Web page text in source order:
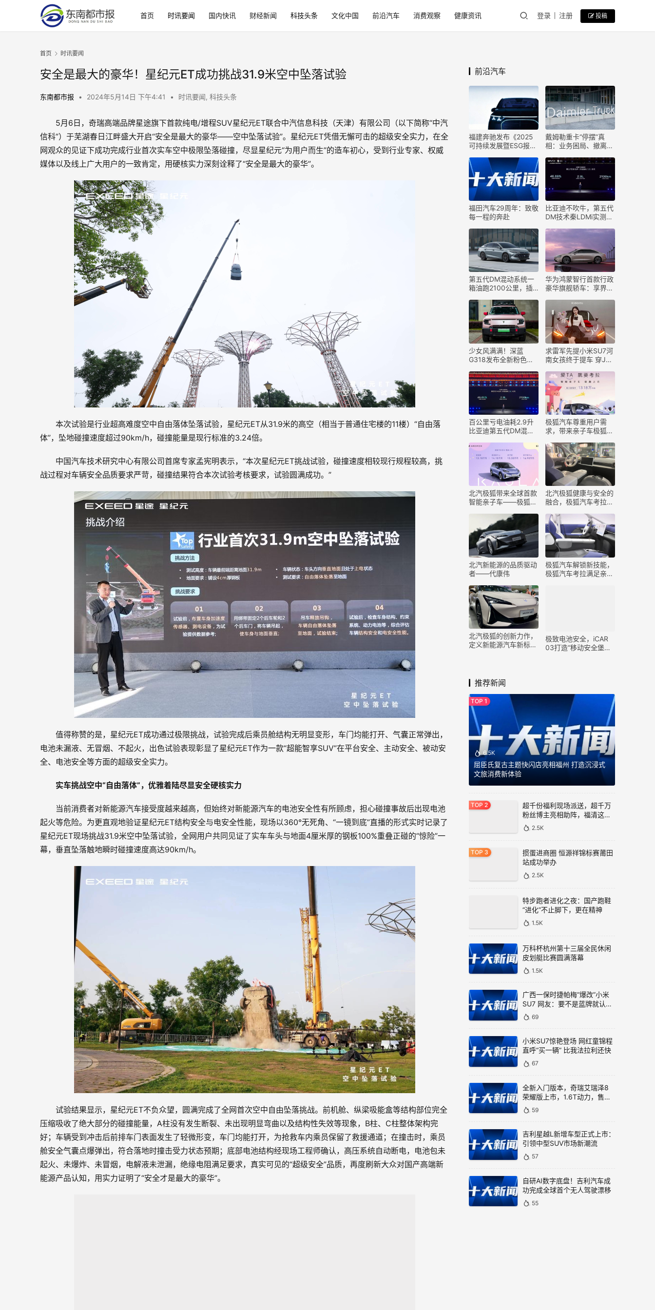
首页 时讯要闻 国内快讯 财经新闻 科技头条 文化中国 前沿汽车 消费观察 健康资讯 登录 注册 投稿
首页 时讯要闻
安全是最大的豪华！星纪元ET成功挑战31.9米空中坠落试验
东南都市报 • 2024年5月14日 下午4:41 • 时讯要闻, 科技头条
5月6日，奇瑞高端品牌星途旗下首款纯电/增程SUV星纪元ET联合中汽信息科技（天津）有限公司（以下简称“中汽
信科”）于芜湖春日江畔盛大开启“安全是最大的豪华——空中坠落试验”。星纪元ET凭借无懈可击的超级安全实力，在全
网观众的见证下成功完成行业首次实车空中极限坠落碰撞，尽显星纪元“为用户而生”的造车初心，受到行业专家、权威
媒体以及线上广大用户的一致肯定，用硬核实力深刻诠释了“安全是最大的豪华”。
本次试验是行业超高难度空中自由落体坠落试验，星纪元ET从31.9米的高空（相当于普通住宅楼的11楼）“自由落
体”，坠地碰撞速度超过90km/h，碰撞能量是现行标准的3.24倍。
中国汽车技术研究中心有限公司首席专家孟宪明表示，“本次星纪元ET挑战试验，碰撞速度相较现行规程较高，挑
战过程对车辆安全品质要求严苛，碰撞结果符合本次试验考核要求，试验圆满成功。”
值得称赞的是，星纪元ET成功通过极限挑战，试验完成后乘员舱结构无明显变形，车门均能打开、气囊正常弹出，
电池未漏液、无冒烟、不起火，出色试验表现彰显了星纪元ET作为一款“超能智享SUV”在平台安全、主动安全、被动安
全、电池安全等方面的超级安全实力。
实车挑战空中“自由落体”，优雅着陆尽显安全硬核实力
当前消费者对新能源汽车接受度越来越高，但始终对新能源汽车的电池安全性有所顾虑，担心碰撞事故后出现电池
起火等危险。为更直观地验证星纪元ET结构安全与电安全性能，现场以360°无死角、“一镜到底”直播的形式实时记录了
星纪元ET现场挑战31.9米空中坠落试验，全网用户共同见证了实车车头与地面4厘米厚的钢板100%重叠正碰的“惊险”一
幕，垂直坠落触地瞬时碰撞速度高达90km/h。
试验结果显示，星纪元ET不负众望，圆满完成了全网首次空中自由坠落挑战。前机舱、纵梁吸能盒等结构部位完全
压缩吸收了绝大部分的碰撞能量，A柱没有发生断裂、未出现明显弯曲以及结构性失效等现象，B柱、C柱整体架构完
好；车辆受到冲击后前排车门表面发生了轻微形变，车门均能打开，为抢救车内乘员保留了救援通道；在撞击时，乘员
舱安全气囊点爆弹出，符合落地时撞击受力状态预期；底部电池结构经现场工程师确认，高压系统自动断电，电池包未
起火、未爆炸、未冒烟，电解液未泄漏，绝缘电阻满足要求，真实可见的“超级安全”品质，再度刷新大众对国产高端新
能源产品认知，用实力证明了“安全才是最大的豪华”。
前沿汽车
福建奔驰发布《2025
可持续发展暨ESG报
戴姆勒重卡“停摆”真
相：业务困局、撤离传
题
福田汽车29周年：致敬
每一程的奔赴
比亚迪不吹牛，第五代
DM技术秦LDMi实测：
第五代DM混动系统一
箱油跑2100公里，插
已分
华为鸿蒙智行首款行政
豪华旗舰轿车：享界
少女风满满！深蓝
G318发布全新粉色车
求雷军先提小米SU7河
南女孩终于提车 穿JK
百公里亏电油耗2.9升
比亚迪第五代DM混动
​极狐汽车尊重用户需
求，带来亲子车极狐汽
​北汽极狐带来全球首款
智能亲子车——极狐汽
​北汽极狐健康与安全的
融合，极狐汽车考拉来
​北汽新能源的品质驱动
者——代康伟
​极狐汽车解锁新技能，
极狐汽车考拉满足亲子
​北汽极狐的创新力作，
定义新能源汽车新标
极致电池安全，iCAR
03打造“移动安全堡垒”
为年轻人出行保驾护
推荐新闻
6.5K
屈臣氏复古主题快闪店亮相福州 打造沉浸式
文旅消费新体验
超千份福利现场派送，超千万
粉丝博主亮相助阵，福清这里
人气爆棚！
2.5K
掼蛋进商圈 恒源祥锦标赛莆田
站成功举办
2.5K
特步跑者进化之夜：国产跑鞋
“进化”不止脚下，更在精神
万科杯杭州第十三届全民休闲
皮划艇比赛圆满落幕
广西一保时捷帕梅“爆改”小米
SU7 网友：要不是蓝牌就认错
了
小米SU7惊艳登场 网红童锦程
直呼“买一辆” 比我法拉利还快
67
全新入门版本，奇瑞艾瑞泽8
荣耀版上市，1.6T动力，售价
9.99万元
吉利星越L新增车型正式上市：
引领中型SUV市场新潮流
自研AI数字底盘！吉利汽车成
功完成全球首个无人驾驶漂移